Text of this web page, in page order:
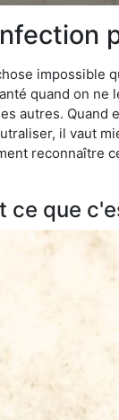
impossible
quand on
autres. Quand
il vaut
reconnaître
ce que